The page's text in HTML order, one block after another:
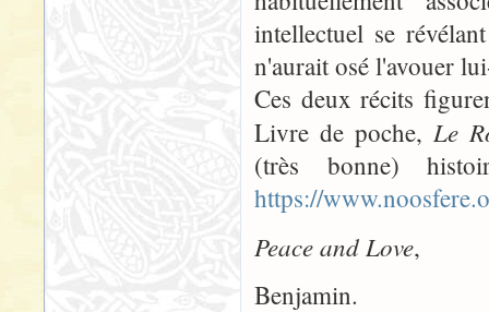
intellectuel se
n'aurait osé l'avouer
Ces deux récits
Livre de poche, Le
(très bonne)
https://
Peace and Love,
Benjamin.